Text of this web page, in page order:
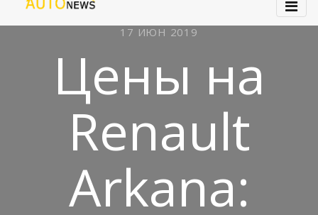
17 ИЮН 2019
Цены на
Renault
Arkana: